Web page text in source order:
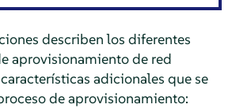
describen los diferentes
aprovisionamiento de red
adicionales que se
de aprovisionamiento: